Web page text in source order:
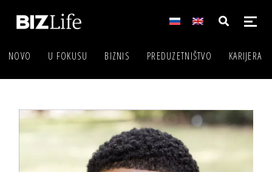
NOVO U FOKUSU BIZNIS PREDUZETNIŠTVO KARIJERA